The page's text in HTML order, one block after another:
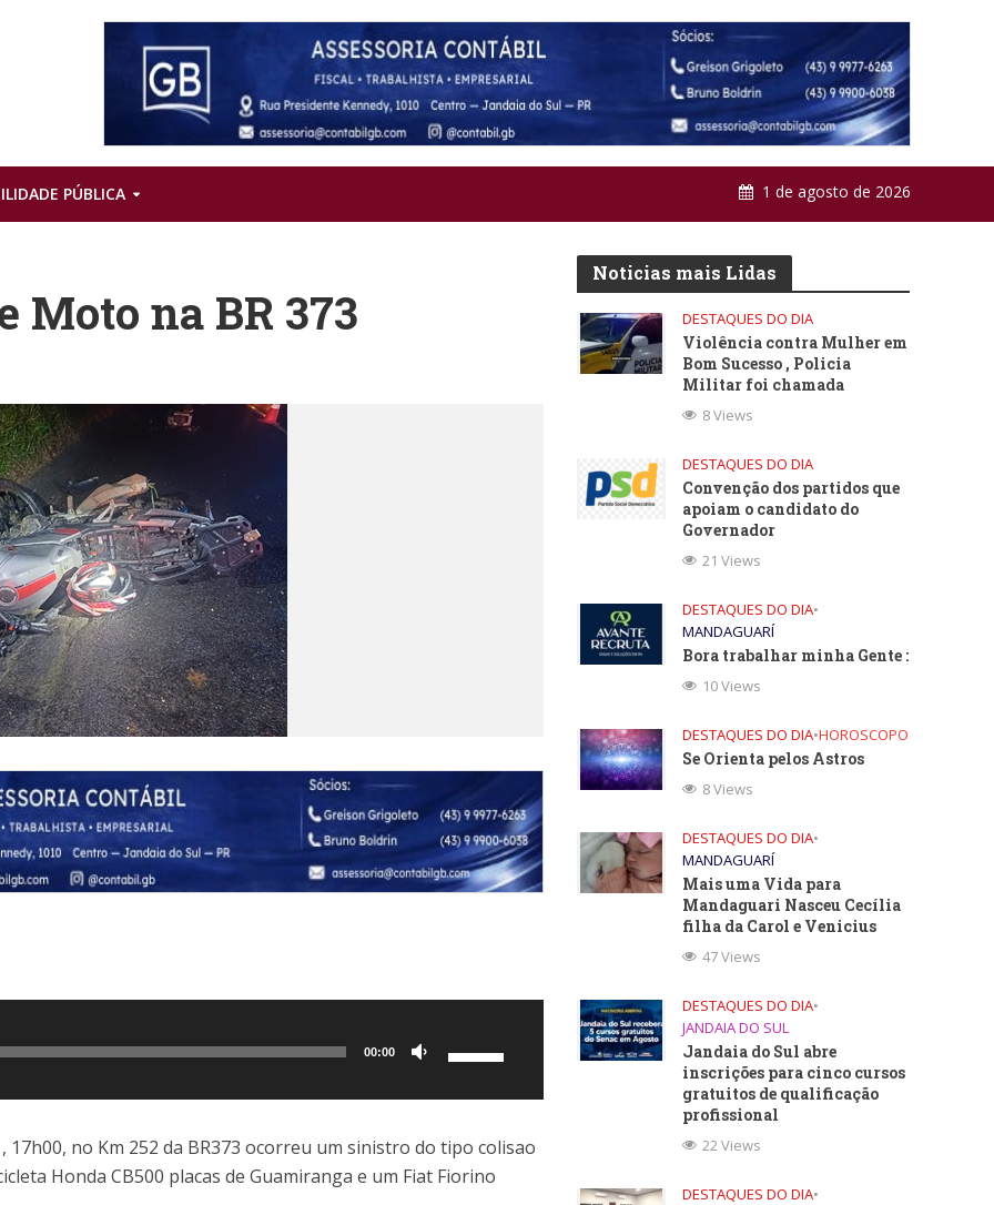
PÚBLICA 1 de agosto de 2026
Moto na BR 373
00:00
setas
cima
17h00, no Km 252 da BR373 ocorreu um sinistro do tipo colisao
Honda CB500 placas de Guamiranga e um Fiat Fiorino
Noticias mais Lidas
DESTAQUES DO DIA
Violência contra Mulher em
Bom Sucesso , Policia
Militar foi chamada
8 Views
DESTAQUES DO DIA
Convenção dos partidos que
apoiam o candidato do
Governador
21 Views
DESTAQUES DO DIA•
MANDAGUARÍ
Bora trabalhar minha Gente :
10 Views
DESTAQUES DO DIA•HOROSCOPO
Se Orienta pelos Astros
8 Views
DESTAQUES DO DIA•
MANDAGUARÍ
Mais uma Vida para
Mandaguari Nasceu Cecília
filha da Carol e Venicius
47 Views
DESTAQUES DO DIA•
JANDAIA DO SUL
Jandaia do Sul abre
inscrições para cinco cursos
gratuitos de qualificação
profissional
22 Views
DESTAQUES DO DIA•